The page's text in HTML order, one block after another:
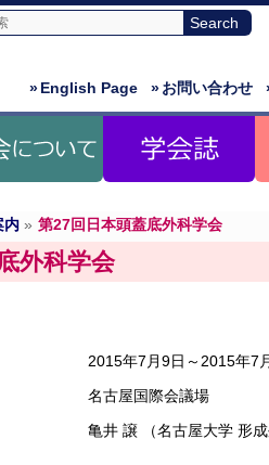
»お問い合わせ
»English Page
内 » 第27回日本頭蓋底外科学会
外科学会
2015年7月9日～2015年7
名古屋国際会議場
亀井 譲 （名古屋大学 形成